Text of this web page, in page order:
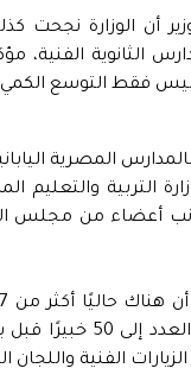
أن الوزارة نجحت
الثانوية الفنية،
فقط التوسع
المصرية
وزارة التربية
أعضاء من مجلس
على أن يرتفع
الفنية واللجان